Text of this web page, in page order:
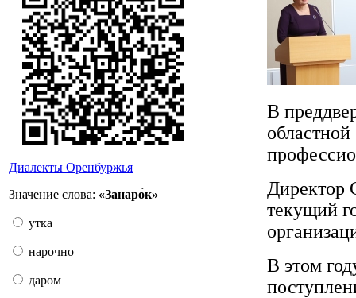
Диалекты Оренбуржья
Значение слова: «Занаро́к»
утка
нарочно
даром
В
Директор
текущий
В этом